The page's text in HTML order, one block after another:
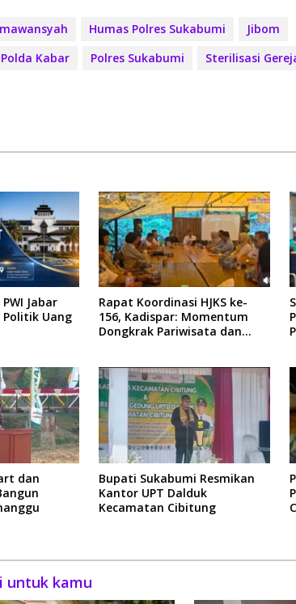
Humas Polres Sukabumi
Jibom
Kabar
Polres Sukabumi Sterilisasi
Jabar
Uang
Rapat Koordinasi HJKS ke-
156, Kadispar: Momentum
Dongkrak Pariwisata dan
dan
Bupati Sukabumi Resmikan
Kantor UPT Dalduk
Kecamatan Cibitung
untuk kamu